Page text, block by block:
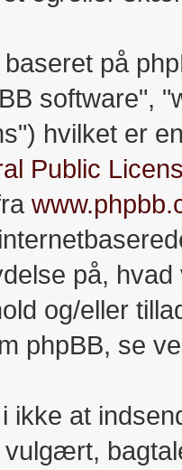
på
software",
hvilket er
Public
på,
og/eller
phpBB, se
ikke at